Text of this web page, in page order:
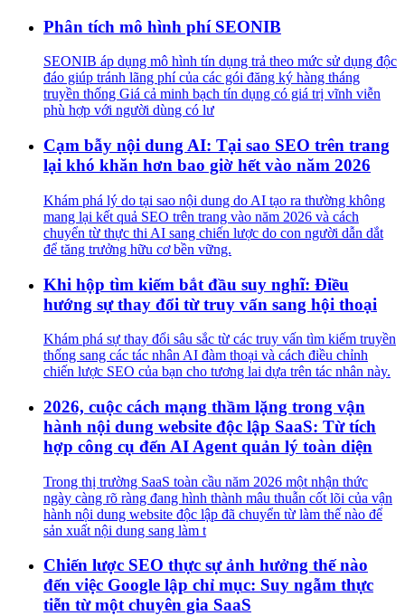
Phân tích mô hình phí SEONIB
SEONIB áp dụng mô hình tín dụng trả theo mức sử dụng độc
đáo giúp tránh lãng phí của các gói đăng ký hàng tháng
truyền thống Giá cả minh bạch tín dụng có giá trị vĩnh viễn
phù hợp với người dùng có lư
Cạm bẫy nội dung AI: Tại sao SEO trên trang
lại khó khăn hơn bao giờ hết vào năm 2026
Khám phá lý do tại sao nội dung do AI tạo ra thường không
mang lại kết quả SEO trên trang vào năm 2026 và cách
chuyển từ thực thi AI sang chiến lược do con người dẫn dắt
để tăng trưởng hữu cơ bền vững.
Khi hộp tìm kiếm bắt đầu suy nghĩ: Điều
hướng sự thay đổi từ truy vấn sang hội thoại
Khám phá sự thay đổi sâu sắc từ các truy vấn tìm kiếm truyền
thống sang các tác nhân AI đàm thoại và cách điều chỉnh
chiến lược SEO của bạn cho tương lai dựa trên tác nhân này.
2026, cuộc cách mạng thầm lặng trong vận
hành nội dung website độc lập SaaS: Từ tích
hợp công cụ đến AI Agent quản lý toàn diện
Trong thị trường SaaS toàn cầu năm 2026 một nhận thức
ngày càng rõ ràng đang hình thành mâu thuẫn cốt lõi của vận
hành nội dung website độc lập đã chuyển từ làm thế nào để
sản xuất nội dung sang làm t
Chiến lược SEO thực sự ảnh hưởng thế nào
đến việc Google lập chỉ mục: Suy ngẫm thực
tiễn từ một chuyên gia SaaS